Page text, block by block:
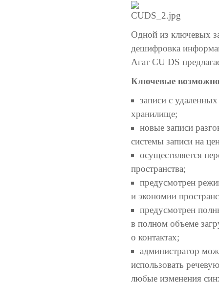
Одной из ключевых
дешифровка
Агат CU DS
Ключевые
записи с
хранилище;
новые записи
системы записи на
осуществляется
пространства;
предусмотрен
и экономии
предусмотрен
в полном объеме
о контактах;
администратор
использовать
любые изменения